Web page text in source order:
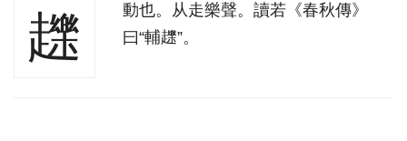
䟏
動也。从走樂聲。讀若《春秋傳》
曰“輔䟏”。